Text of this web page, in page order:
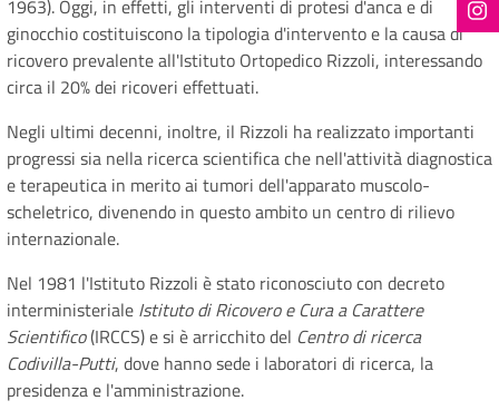
1963). Oggi, in effetti, gli interventi di protesi d'anca e di
ginocchio costituiscono la tipologia d'intervento e la causa di
ricovero prevalente all'Istituto Ortopedico Rizzoli, interessando
circa il 20% dei ricoveri effettuati.
Negli ultimi decenni, inoltre, il Rizzoli ha realizzato importanti
progressi sia nella ricerca scientifica che nell'attività diagnostica
e terapeutica in merito ai tumori dell'apparato muscolo-
scheletrico, divenendo in questo ambito un centro di rilievo
internazionale.
Nel 1981 l'Istituto Rizzoli è stato riconosciuto con decreto
interministeriale Istituto di Ricovero e Cura a Carattere
Scientifico(IRCCS) e si è arricchito del Centro di ricerca
Codivilla-Putti, dove hanno sede i laboratori di ricerca, la
presidenza e l'amministrazione.